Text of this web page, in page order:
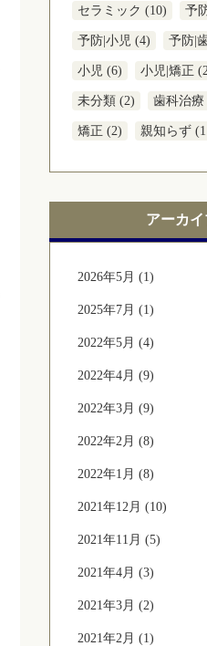
セラミック (10) 予
予防|小児 (4) 予防|
小児 (6) 小児|矯正
未分類 (2) 歯科治療
矯正 (2) 親知らず
アーカイ
2026年5月 (1)
2025年7月 (1)
2022年5月 (4)
2022年4月 (9)
2022年3月 (9)
2022年2月 (8)
2022年1月 (8)
2021年12月 (10)
2021年11月 (5)
2021年4月 (3)
2021年3月 (2)
2021年2月 (1)